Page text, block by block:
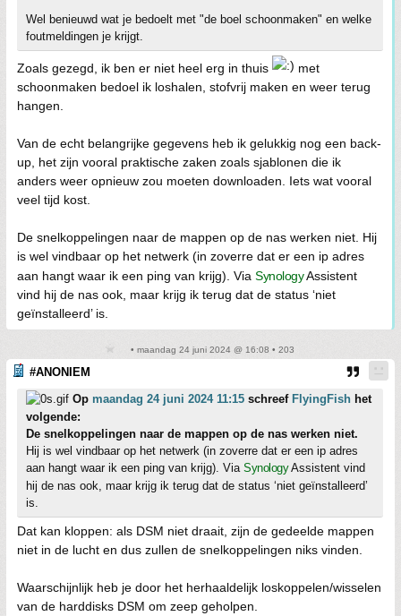
Wel benieuwd wat je bedoelt met "de boel schoonmaken" en welke
foutmeldingen je krijgt.
Zoals gezegd, ik ben er niet heel erg in thuis
met
schoonmaken bedoel ik loshalen, stofvrij maken en weer terug
hangen.
Van de echt belangrijke gegevens heb ik gelukkig nog een back-
up, het zijn vooral praktische zaken zoals sjablonen die ik
anders weer opnieuw zou moeten downloaden. Iets wat vooral
veel tijd kost.
De snelkoppelingen naar de mappen op de nas werken niet. Hij
is wel vindbaar op het netwerk (in zoverre dat er een ip adres
aan hangt waar ik een ping van krijg). Via SynologyAssistent
vind hij de nas ook, maar krijg ik terug dat de status ‘niet
geïnstalleerd’ is.
• maandag 24 juni 2024 @ 16:08 • 203
#ANONIEM
Op maandag 24 juni 2024 11:15 schreef FlyingFish het
volgende:
De snelkoppelingen naar de mappen op de nas werken niet.
Hij is wel vindbaar op het netwerk (in zoverre dat er een ip adres
aan hangt waar ik een ping van krijg). Via SynologyAssistent vind
hij de nas ook, maar krijg ik terug dat de status ‘niet geïnstalleerd’
is.
Dat kan kloppen: als DSM niet draait, zijn de gedeelde mappen
niet in de lucht en dus zullen de snelkoppelingen niks vinden.
Waarschijnlijk heb je door het herhaaldelijk loskoppelen/wisselen
van de harddisks DSM om zeep geholpen.